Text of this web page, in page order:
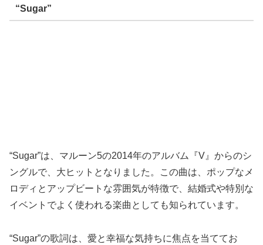
“Sugar”
“Sugar”は、マルーン5の2014年のアルバム『V』からのシ
ングルで、大ヒットとなりました。この曲は、ポップなメ
ロディとアップビートな雰囲気が特徴で、結婚式や特別な
イベントでよく使われる楽曲としても知られています。
“Sugar”の歌詞は、愛と幸福な気持ちに焦点を当ててお